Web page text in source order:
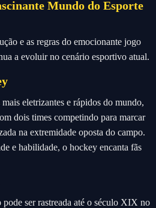
Mundo do Esporte
e as regras do emocionante jogo
a evoluir no cenário esportivo atual.
eletrizantes e rápidos do mundo,
dois times competindo para marcar
na extremidade oposta do campo.
e habilidade, o hockey encanta fãs
ser rastreada até o século XIX no